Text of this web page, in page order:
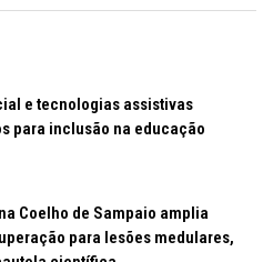
e tecnologias assistivas
para inclusão na educação
Coelho de Sampaio amplia
para lesões medulares,